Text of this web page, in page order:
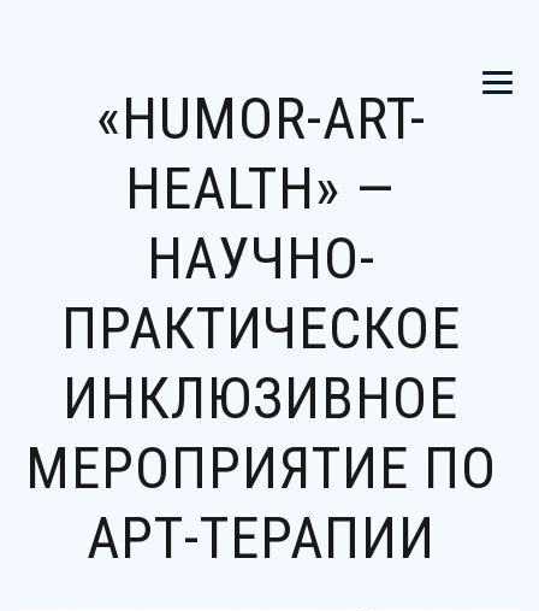
«HUMOR-ART-
HEALTH» —
НАУЧНО-
ПРАКТИЧЕСКОЕ
ИНКЛЮЗИВНОЕ
МЕРОПРИЯТИЕ ПО
АРТ-ТЕРАПИИ